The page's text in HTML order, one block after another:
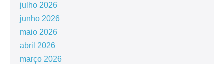
julho 2026
junho 2026
maio 2026
abril 2026
março 2026